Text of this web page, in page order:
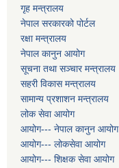
गृह मन्त्रालय
नेपाल सरकारको पोर्टल
रक्षा मन्त्रालय
नेपाल कानुन आयोग
सूचना तथा सञ्चार मन्त्रालय
सहरी विकास मन्त्रालय
सामान्य प्रशाशन मन्त्रालय
लोक सेवा आयोग
आयोग--- नेपाल कानुन आयोग
आयोग--- लोकसेवा आयोग
आयोग--- शिक्षक सेवा आयोग